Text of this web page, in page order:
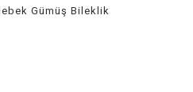
Gümüş Bileklik